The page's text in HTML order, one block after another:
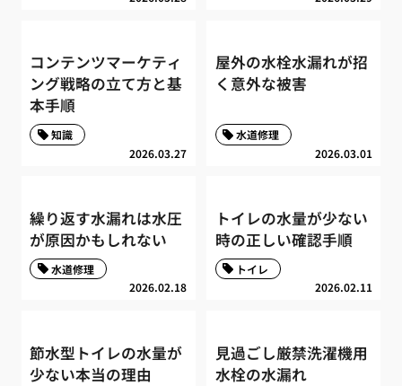
コンテンツマーケティ
ング戦略の立て方と基
本手順
2026.03.27
知識
屋外の水栓水漏れが招
く意外な被害
2026.03.01
水道修理
繰り返す水漏れは水圧
が原因かもしれない
2026.02.18
水道修理
トイレの水量が少ない
時の正しい確認手順
2026.02.11
トイレ
節水型トイレの水量が
少ない本当の理由
見過ごし厳禁洗濯機用
水栓の水漏れ